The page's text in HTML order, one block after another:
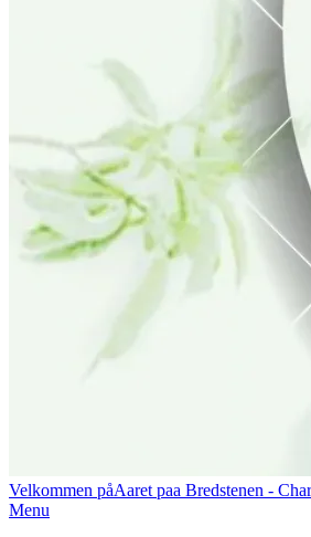
Velkommen påAaret paa Bredstenen -
Primary
Menu